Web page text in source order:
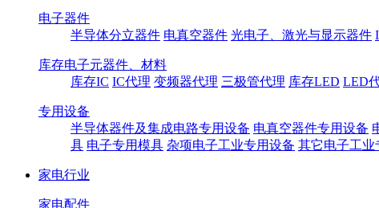
电子器件
半导体分立器件 电真空器件 光电子、激光与显示器件
库存电子元器件、材料
库存IC IC代理 变频器代理 三极管代理 库存LED LED
专用设备
半导体器件及集成电路专用设备 电真空器件专用设备
具 电子专用模具 杂项电子工业专用设备 其它电子工业
家电行业
家电配件